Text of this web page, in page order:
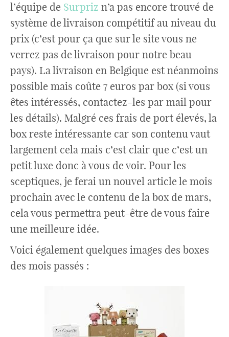
l’équipe de Surpriz n’a pas encore trouvé de
système de livraison compétitif au niveau du
prix (c’est pour ça que sur le site vous ne
verrez pas de livraison pour notre beau
pays). La livraison en Belgique est néanmoins
possible mais coûte 7 euros par box (si vous
êtes intéressés, contactez-les par mail pour
les détails). Malgré ces frais de port élevés, la
box reste intéressante car son contenu vaut
largement cela mais c’est clair que c’est un
petit luxe donc à vous de voir. Pour les
sceptiques, je ferai un nouvel article le mois
prochain avec le contenu de la box de mars,
cela vous permettra peut-être de vous faire
une meilleure idée.
Voici également quelques images des boxes
des mois passés :